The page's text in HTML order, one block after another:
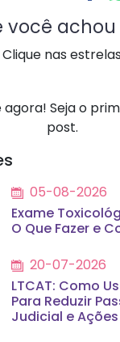
você achou
Clique nas estrelas
Seja o
post.
05-08-2026
Exame
O Que Fazer e
20-07-2026
LTCAT: Como
Para Reduzir
Judicial e